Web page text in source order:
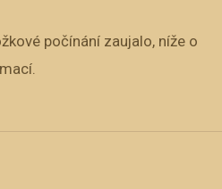
počínání zaujalo, níže o